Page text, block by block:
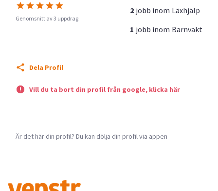
Genomsnitt av 3 uppdrag
2 jobb inom Läxhjälp
1 jobb inom Barnvakt
Dela Profil
Vill du ta bort din profil från google, klicka här
Är det här din profil? Du kan dölja din profil via appen